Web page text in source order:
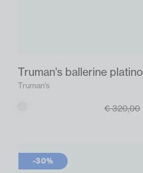
Truman's ballerine platino
Truman's
€ 320,00
-30%